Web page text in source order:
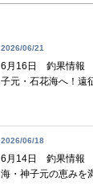
2026/06/21
6月16日 釣果情報
子元・石花海へ！遠
2026/06/18
6月14日 釣果情報
海・神子元の恵みを